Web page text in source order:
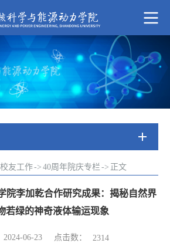
校友工作-> 40周年院庆专栏 -> 正文
院李加乾合作研究成果：揭秘自然界
若绿的神奇液体输运现象
06-23 点击数： 2314